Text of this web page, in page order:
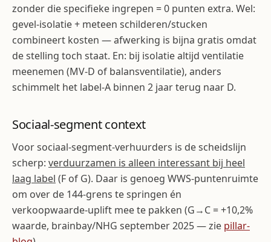
zonder die specifieke ingrepen = 0 punten extra. Wel:
gevel-isolatie + meteen schilderen/stucken
combineert kosten — afwerking is bijna gratis omdat
de stelling toch staat. En: bij isolatie altijd ventilatie
meenemen (MV-D of balansventilatie), anders
schimmelt het label-A binnen 2 jaar terug naar D.
Sociaal-segment context
Voor sociaal-segment-verhuurders is de scheidslijn
scherp: verduurzamen is alleen interessant bij heel
laag label (F of G). Daar is genoeg WWS-puntenruimte
om over de 144-grens te springen én
verkoopwaarde-uplift mee te pakken (G→C = +10,2%
waarde, brainbay/NHG september 2025 — zie pillar-